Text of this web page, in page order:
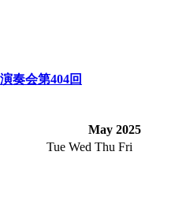
奏会第404回
May 2025
Tue Wed Thu Fri